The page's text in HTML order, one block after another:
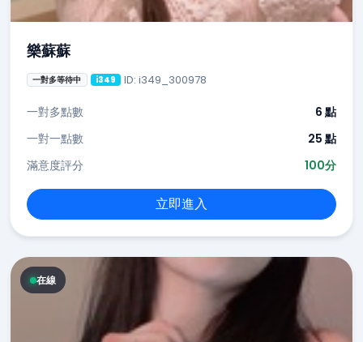
樂蘇蘇
一對多等待中 i349 ID: i349_300978
一對多點數
6 點
一對一點數
25 點
滿意度評分
100分
立即進入
在線